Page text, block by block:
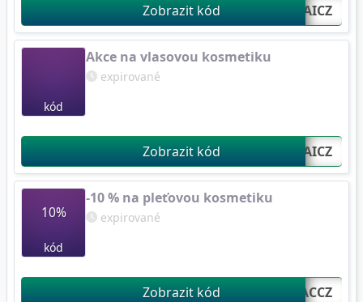
Zobrazit kód WHAICZ...
kód
Akce na vlasovou kosmetiku
expirované
Zobrazit kód MHAICZ...
10%
kód
-10 % na pleťovou kosmetiku
expirované
Zobrazit kód WFACCZ...